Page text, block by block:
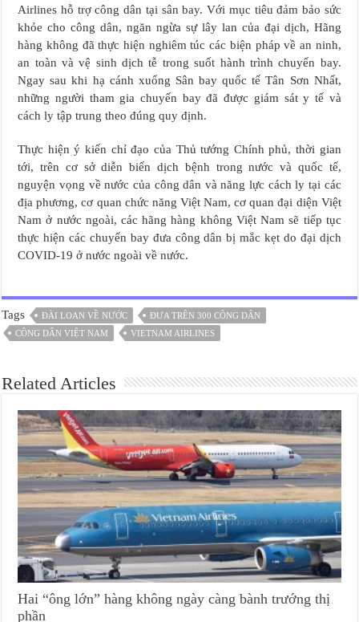
Airlines hỗ trợ công dân tại sân bay. Với mục tiêu đảm bảo sức
khỏe cho công dân, ngăn ngừa sự lây lan của đại dịch, Hãng
hàng không đã thực hiện nghiêm túc các biện pháp về an ninh,
an toàn và vệ sinh dịch tễ trong suốt hành trình chuyến bay.
Ngay sau khi hạ cánh xuống Sân bay quốc tế Tân Sơn Nhất,
những người tham gia chuyến bay đã được giám sát y tế và
cách ly tập trung theo đúng quy định.
Thực hiện ý kiến chỉ đạo của Thủ tướng Chính phủ, thời gian
tới, trên cơ sở diễn biến dịch bệnh trong nước và quốc tế,
nguyện vọng về nước của công dân và năng lực cách ly tại các
địa phương, cơ quan chức năng Việt Nam, cơ quan đại diện Việt
Nam ở nước ngoài, các hãng hàng không Việt Nam sẽ tiếp tục
thực hiện các chuyến bay đưa công dân bị mắc kẹt do đại dịch
COVID-19 ở nước ngoài về nước.
Tags ĐÀI LOAN VỀ NƯỚC
ĐƯA TRÊN 300 CÔNG DÂN
CÔNG DÂN VIỆT NAM
VIETNAM AIRLINES
Related Articles
Hai “ông lớn” hàng không ngày càng bành trướng thị
phần